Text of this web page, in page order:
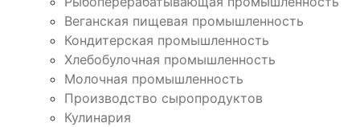
Веганская пищевая промышленность
Кондитерская промышленность
Хлебобулочная промышленность
Молочная промышленность
Производство сыропродуктов
Кулинария